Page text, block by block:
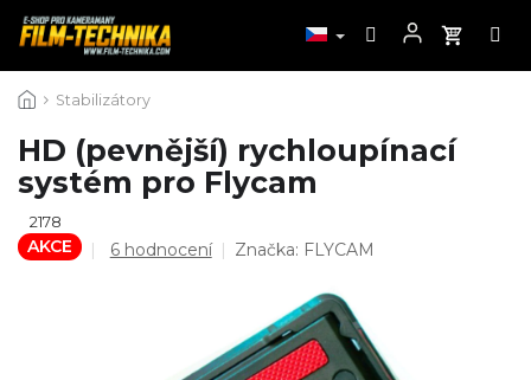
na
Stabilizátory
HD (pevnější) rychloupínací
systém pro Flycam
2178
AKCE
Průměrné
6 hodnocení Značka: FLYCAM